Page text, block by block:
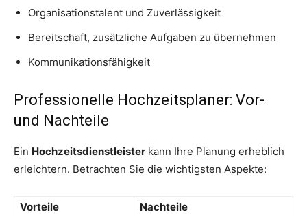
Organisationstalent und Zuverlässigkeit
Bereitschaft, zusätzliche Aufgaben zu übernehmen
Kommunikationsfähigkeit
Professionelle Hochzeitsplaner: Vor-
und Nachteile
Ein Hochzeitsdienstleister kann Ihre Planung erheblich
erleichtern. Betrachten Sie die wichtigsten Aspekte:
Vorteile
Nachteile